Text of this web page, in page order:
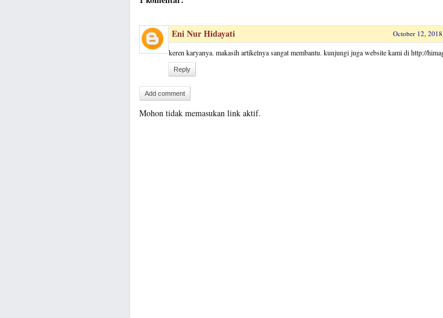
Eni Nur Hidayati October 12,
keren karyanya. makasih artikelnya sangat membantu. kunjungi juga website kami di http://
Reply
Add comment
Mohon tidak memasukan link aktif.